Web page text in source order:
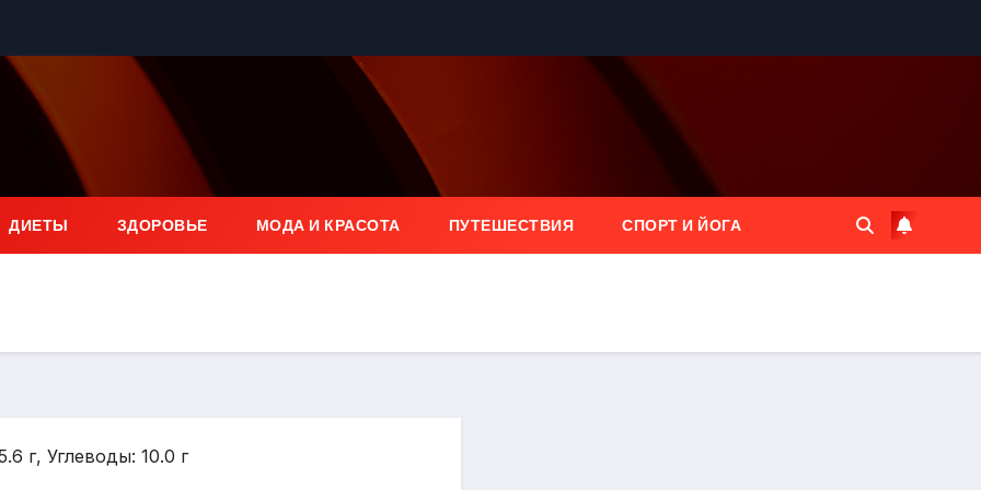
ДИЕТЫ ЗДОРОВЬЕ МОДА И КРАСОТА ПУТЕШЕСТВИЯ СПОРТ И ЙОГА
г, Углеводы: 10.0 г